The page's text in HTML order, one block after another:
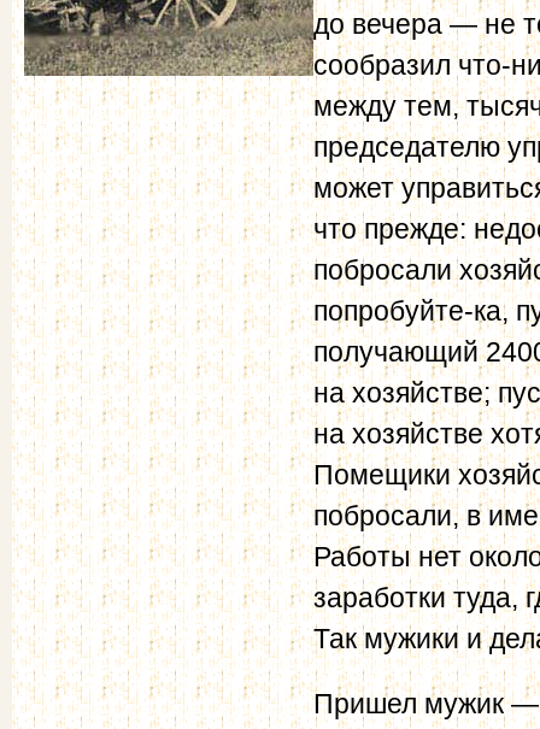
до вечера — не
сообразил что-
между тем,
председателю
может
что прежде:
побросали
попробуйте-ка,
получающий
на хозяйстве;
на хозяйстве
Помещики
побросали, в
Работы нет
заработки туда,
Так мужики и
Пришел мужик —